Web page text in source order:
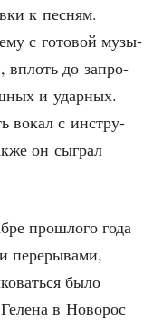
к пес­ням.
с гото­вой музы­
вплоть до запро­
и удар­ных.
вокал с инстру­
он сыг­рал
про­шло­го года
пере­ры­ва­ми,
было
в Ново­рос